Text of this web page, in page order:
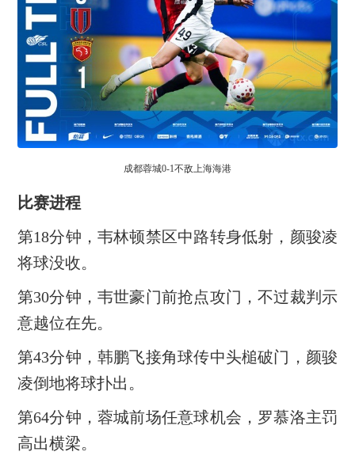
成都蓉城0-1不敌上海海港
比赛进程
第18分钟，韦林顿禁区中路转身低射，颜骏凌
将球没收。
第30分钟，韦世豪门前抢点攻门，不过裁判示
意越位在先。
第43分钟，韩鹏飞接角球传中头槌破门，颜骏
凌倒地将球扑出。
第64分钟，蓉城前场任意球机会，罗慕洛主罚
高出横梁。